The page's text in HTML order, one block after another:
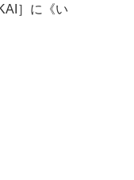
］に《い